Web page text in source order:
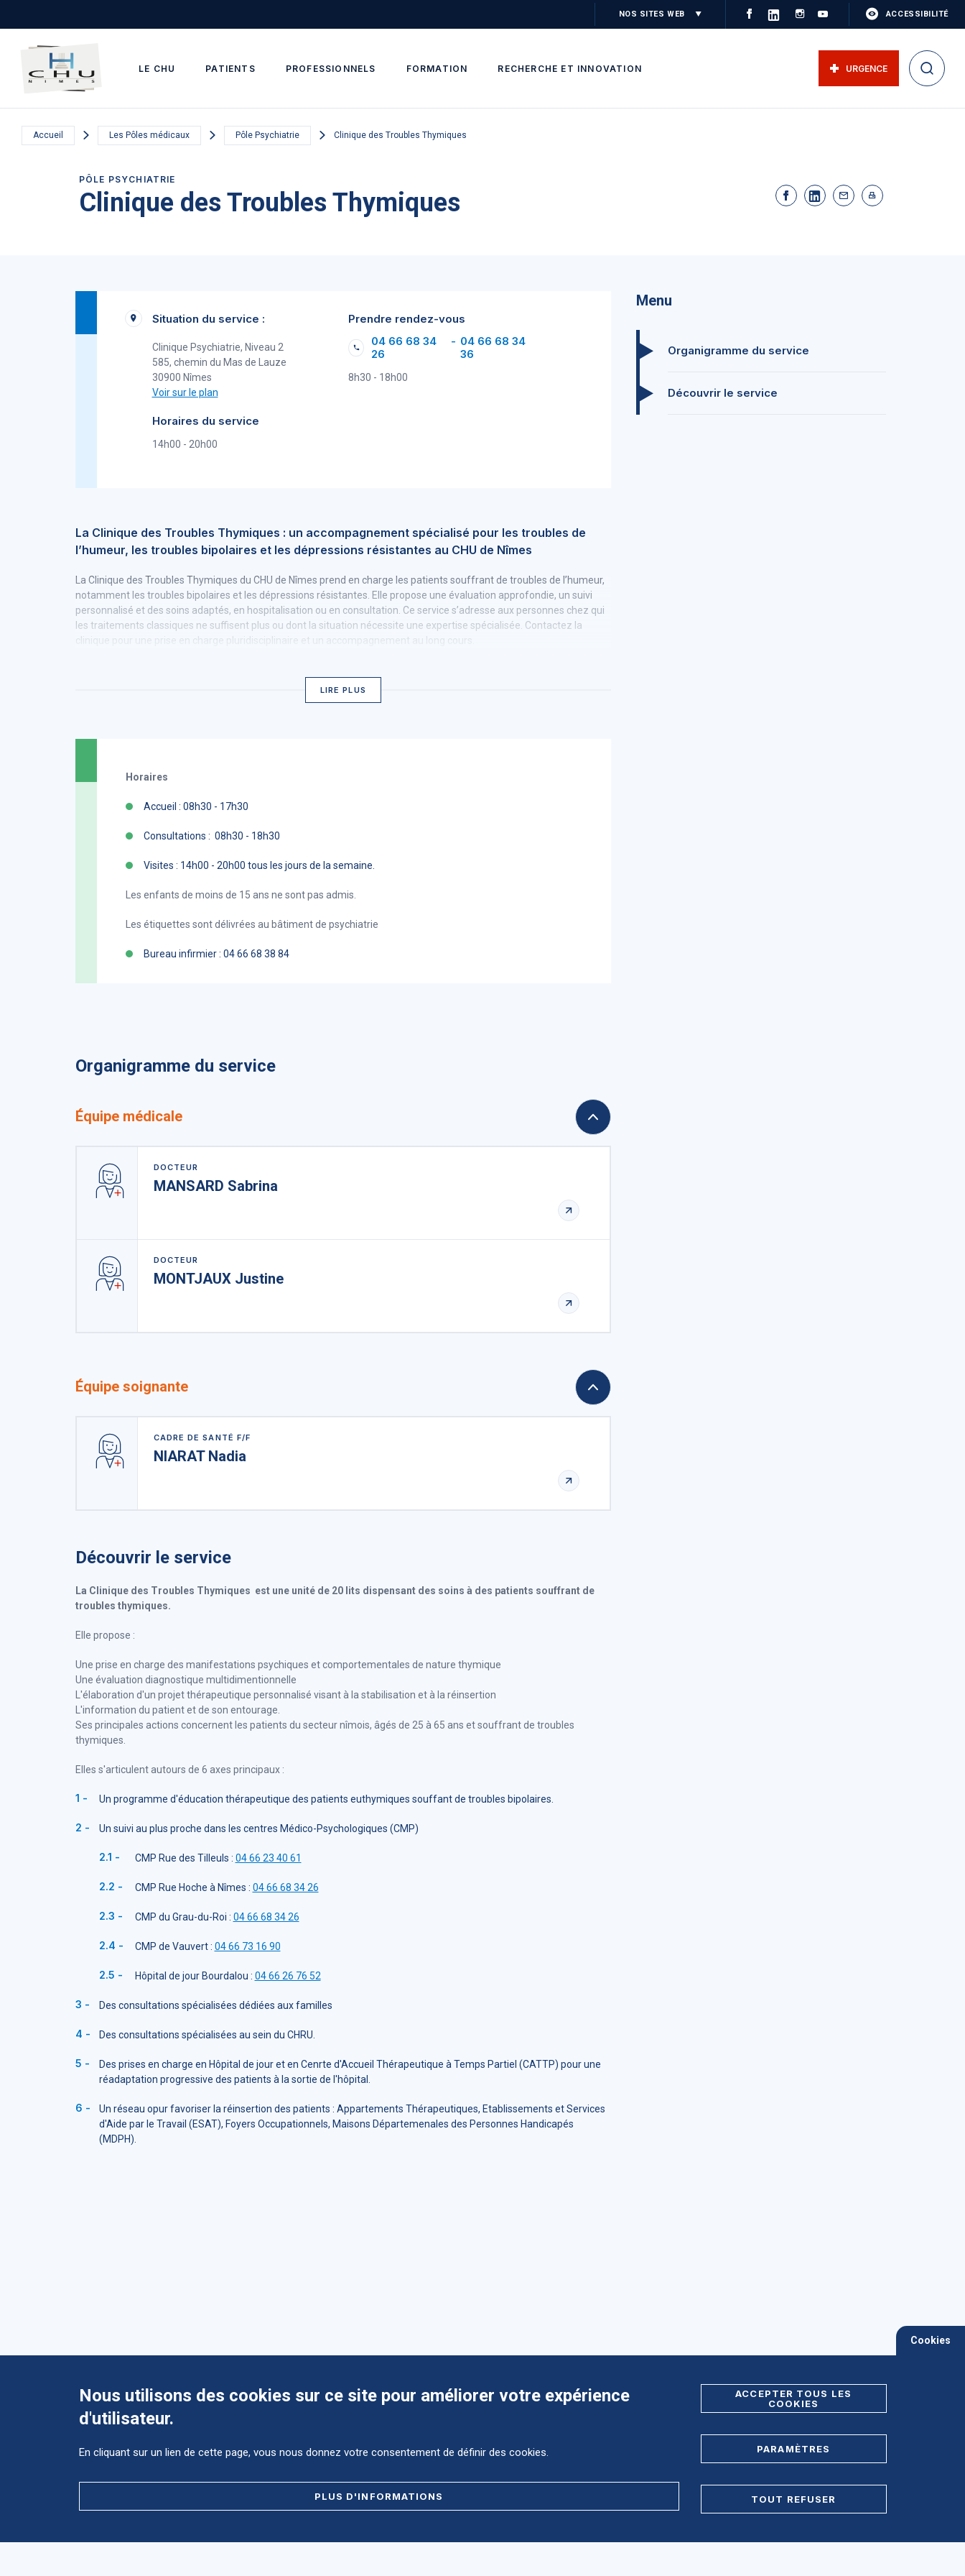
LE CHU PATIENTS PROFESSIONNELS FORMATION RECHERCHE ET INNOVATION
NOS SITES WEB ACCESSIBILITÉ
URGENCE
Accueil Les Pôles médicaux Pôle Psychiatrie Clinique des Troubles Thymiques
PÔLE PSYCHIATRIE
Clinique des Troubles Thymiques
Situation du service :
Clinique Psychiatrie, Niveau 2
585, chemin du Mas de Lauze
30900 Nîmes
Voir sur le plan
Horaires du service
14h00 - 20h00
Prendre rendez-vous
04 66 68 34
26
- 04 66 68 34
36
8h30 - 18h00
La Clinique des Troubles Thymiques : un accompagnement spécialisé pour les troubles de
l’humeur, les troubles bipolaires et les dépressions résistantes au CHU de Nîmes
La Clinique des Troubles Thymiques du CHU de Nîmes prend en charge les patients souffrant de troubles de l’humeur,
notamment les troubles bipolaires et les dépressions résistantes. Elle propose une évaluation approfondie, un suivi
personnalisé et des soins adaptés, en hospitalisation ou en consultation. Ce service s’adresse aux personnes chez qui
les traitements classiques ne suffisent plus ou dont la situation nécessite une expertise spécialisée. Contactez la
clinique pour une prise en charge pluridisciplinaire et un accompagnement au long cours.
LIRE PLUS
Horaires
Accueil : 08h30 - 17h30
Consultations : 08h30 - 18h30
Visites : 14h00 - 20h00 tous les jours de la semaine.
Les enfants de moins de 15 ans ne sont pas admis.
Les étiquettes sont délivrées au bâtiment de psychiatrie
Bureau infirmier : 04 66 68 38 84
Organigramme du service
Équipe médicale
DOCTEUR
MANSARD Sabrina
DOCTEUR
MONTJAUX Justine
Équipe soignante
CADRE DE SANTÉ F/F
NIARAT Nadia
Découvrir le service
La Clinique des Troubles Thymiques est une unité de 20 lits dispensant des soins à des patients souffrant de
troubles thymiques.
Elle propose :
Une prise en charge des manifestations psychiques et comportementales de nature thymique
Une évaluation diagnostique multidimentionnelle
L'élaboration d'un projet thérapeutique personnalisé visant à la stabilisation et à la réinsertion
L'information du patient et de son entourage.
Ses principales actions concernent les patients du secteur nîmois, âgés de 25 à 65 ans et souffrant de troubles
thymiques.
Elles s'articulent autours de 6 axes principaux :
Un programme d'éducation thérapeutique des patients euthymiques souffant de troubles bipolaires.
Un suivi au plus proche dans les centres Médico-Psychologiques (CMP)
CMP Rue des Tilleuls : 04 66 23 40 61
CMP Rue Hoche à Nîmes : 04 66 68 34 26
CMP du Grau-du-Roi : 04 66 68 34 26
CMP de Vauvert : 04 66 73 16 90
Hôpital de jour Bourdalou : 04 66 26 76 52
Des consultations spécialisées dédiées aux familles
Des consultations spécialisées au sein du CHRU.
Des prises en charge en Hôpital de jour et en Cenrte d'Accueil Thérapeutique à Temps Partiel (CATTP) pour une
réadaptation progressive des patients à la sortie de l'hôpital.
Un réseau opur favoriser la réinsertion des patients : Appartements Thérapeutiques, Etablissements et Services
d'Aide par le Travail (ESAT), Foyers Occupationnels, Maisons Départemenales des Personnes Handicapés
(MDPH).
Menu
Organigramme du service
Découvrir le service
Cookies
Nous utilisons des cookies sur ce site pour améliorer votre expérience
d'utilisateur.
En cliquant sur un lien de cette page, vous nous donnez votre consentement de définir des cookies.
PLUS D'INFORMATIONS
ACCEPTER TOUS LES
COOKIES
PARAMÈTRES
TOUT REFUSER